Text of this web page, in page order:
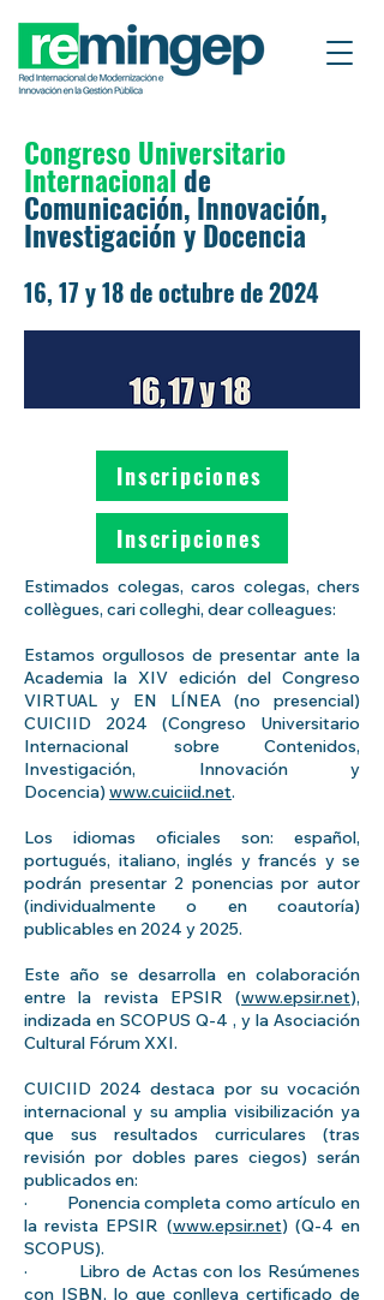
Congreso Universitario
Internacional de
Comunicación, Innovación,
Investigación y Docencia
16, 17 y 18 de octubre de 2024
Inscripciones
Inscripciones
Estimados colegas, caros colegas, chers
collègues, cari colleghi, dear colleagues:
Estamos orgullosos de presentar ante la
Academia la XIV edición del Congreso
VIRTUAL y EN LÍNEA (no presencial)
CUICIID 2024 (Congreso Universitario
Internacional sobre Contenidos,
Investigación, Innovación y
Docencia)www.cuiciid.net.
Los idiomas oficiales son: español,
portugués, italiano, inglés y francés y se
podrán presentar 2 ponencias por autor
(individualmente o en coautoría)
publicables en 2024 y 2025.
Este año se desarrolla en colaboración
entre la revista EPSIR (www.epsir.net),
indizada en SCOPUS Q-4 , y la Asociación
Cultural Fórum XXI.
CUICIID 2024 destaca por su vocación
internacional y su amplia visibilización ya
que sus resultados curriculares (tras
revisión por dobles pares ciegos) serán
publicados en:
· Ponencia completa como artículo en
la revista EPSIR (www.epsir.net) (Q-4 en
SCOPUS).
· Libro de Actas con los Resúmenes
con ISBN, lo que conlleva certificado de